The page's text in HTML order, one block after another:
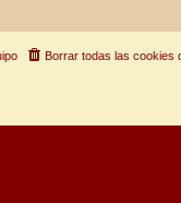
Borrar todas las cookies